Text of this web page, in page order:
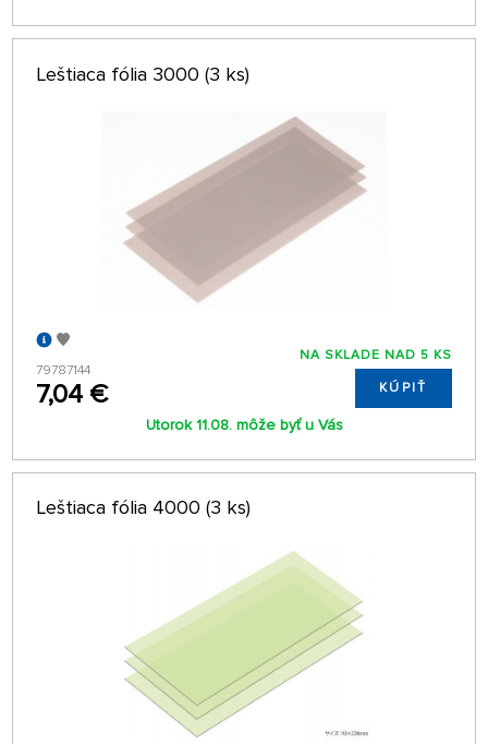
Leštiaca fólia 3000 (3 ks)
79787144
7,04 €
NA SKLADE NAD 5 KS
KÚPIŤ
Utorok 11.08. môže byť u Vás
Leštiaca fólia 4000 (3 ks)